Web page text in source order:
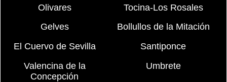
Olivares
Tocina-Los Rosales
Gelves
Bollullos de la Mitación
El Cuervo de Sevilla
Santiponce
Valencina de la
Concepción
Umbrete